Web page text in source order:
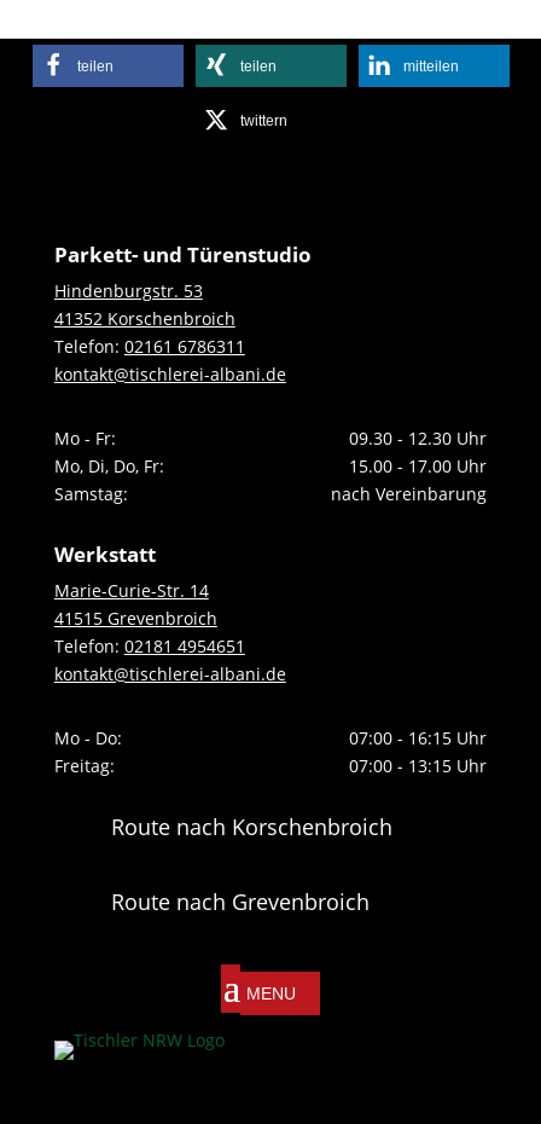
teilen teilen mitteilen
twittern
Parkett- und Türenstudio
Hindenburgstr. 53
41352 Korschenbroich
Telefon: 02161 6786311
kontakt@tischlerei-albani.de
Mo - Fr:
09.30 - 12.30 Uhr
Mo, Di, Do, Fr:
15.00 - 17.00 Uhr
Samstag:
nach Vereinbarung
Werkstatt
Marie-Curie-Str. 14
41515 Grevenbroich
Telefon: 02181 4954651
kontakt@tischlerei-albani.de
Mo - Do:
07:00 - 16:15 Uhr
Freitag:
07:00 - 13:15 Uhr
Route nach Korschenbroich
Route nach Grevenbroich